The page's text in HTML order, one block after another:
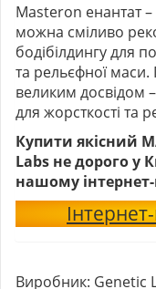
Masteron енантат
можна сміливо
бодібілдингу для
та рельєфної маси.
великим досвідом
для жорсткості та
Купити якісний
Labs не дорого у
нашому
Виробник: Genetic